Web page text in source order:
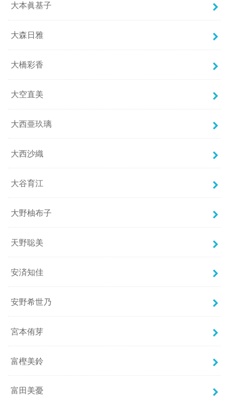
大本眞基子
大森日雅
大橋彩香
大空直美
大西亜玖璃
大西沙織
大谷育江
大野柚布子
天野聡美
安済知佳
安野希世乃
宮本侑芽
富樫美鈴
富田美憂